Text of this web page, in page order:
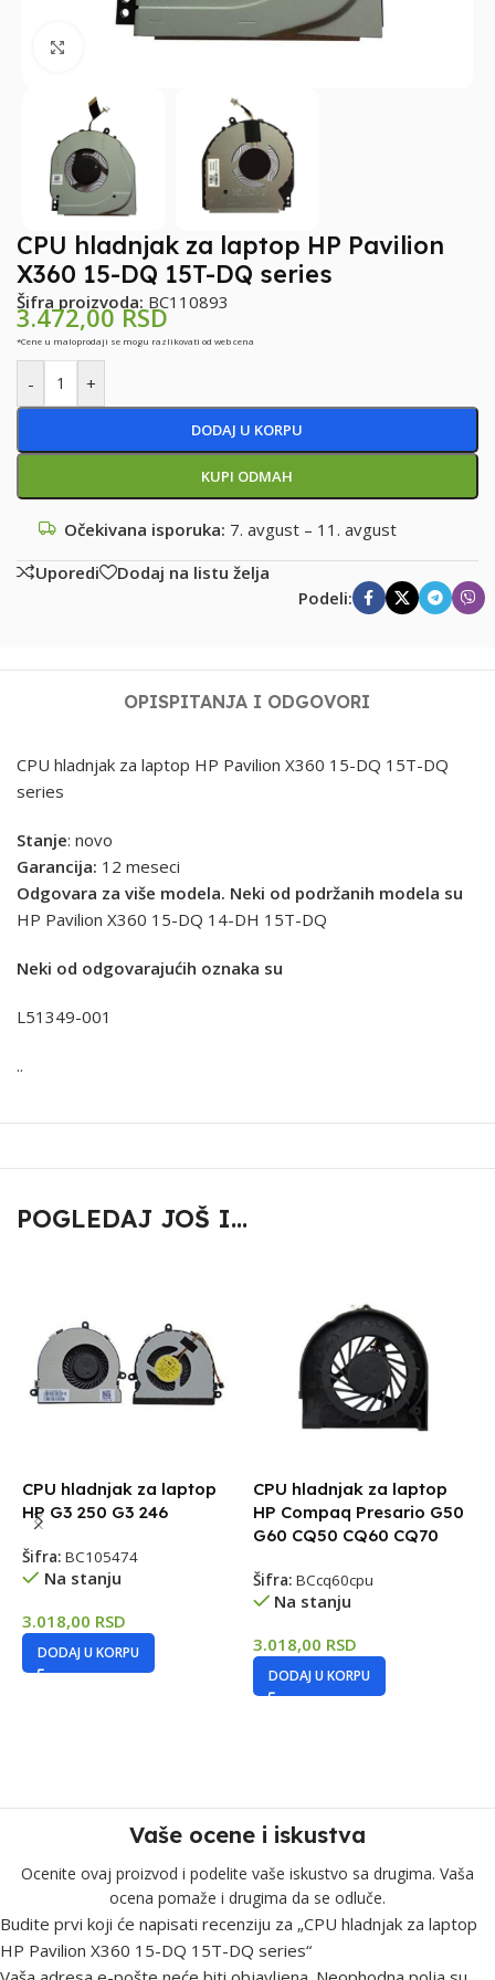
Klikni za uvećanje
CPU hladnjak za laptop HP Pavilion
X360 15-DQ 15T-DQ series
Šifra proizvoda: BC110893
3.472,00RSD
*Cene u maloprodaji se mogu razlikovati od web cena
- +
DODAJ U KORPU
KUPI ODMAH
Očekivana isporuka: 7. avgust – 11. avgust
Uporedi
Dodaj na listu želja
Podeli:
OPISPITANJA I ODGOVORI
CPU hladnjak za laptop HP Pavilion X360 15-DQ 15T-DQ
series
Stanje: novo
Garancija: 12 meseci
Odgovara za više modela. Neki od podržanih modela su
HP Pavilion X360 15-DQ 14-DH 15T-DQ
Neki od odgovarajućih oznaka su
L51349-001
..
POGLEDAJ JOŠ I...
CPU hladnjak za laptop
HP G3 250 G3 246
Šifra: BC105474
Na stanju
3.018,00 RSD
DODAJ U KORPU
CPU hladnjak za laptop
HP Compaq Presario G50
G60 CQ50 CQ60 CQ70
Šifra: BCcq60cpu
Na stanju
3.018,00 RSD
DODAJ U KORPU
Vaše ocene i iskustva
Ocenite ovaj proizvod i podelite vaše iskustvo sa drugima. Vaša
ocena pomaže i drugima da se odluče.
Budite prvi koji će napisati recenziju za „CPU hladnjak za laptop
HP Pavilion X360 15-DQ 15T-DQ series“